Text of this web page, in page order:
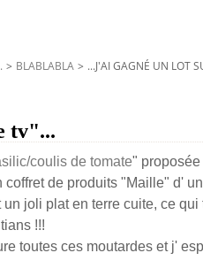
> BLABLABLA > ...J'AI GAGNÉ UN LOT
tv"...
coulis de tomate"
coffret de produits "Maille" d'
joli plat en terre cuite, ce
!!!
toutes ces moutardes et j'